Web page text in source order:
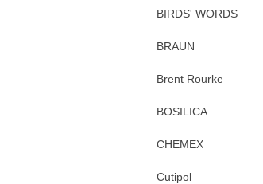
BIRDS' WORDS
BRAUN
Brent Rourke
BOSILICA
CHEMEX
Cutipol